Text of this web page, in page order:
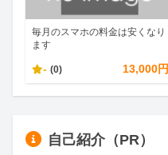
毎月のスマホの料金は安くなり
ます
- (0) 13,000円
自己紹介（PR）